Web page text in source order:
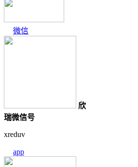
微信
欣
瑞微信号
xreduv
app